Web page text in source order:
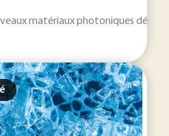
matériaux photoniques